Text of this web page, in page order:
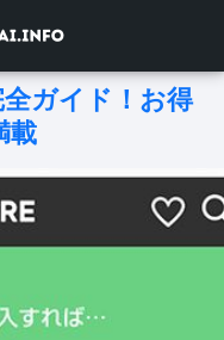
ガイド！お得
載